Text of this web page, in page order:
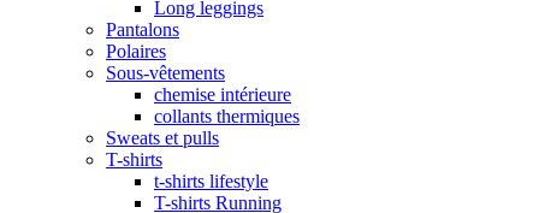
Long leggings
Pantalons
Polaires
Sous-vêtements
chemise intérieure
collants thermiques
Sweats et pulls
T-shirts
t-shirts lifestyle
T-shirts Running